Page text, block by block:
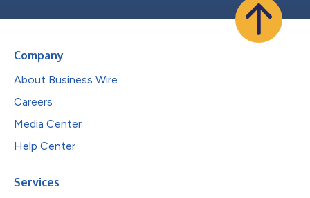
Company
About Business Wire
Careers
Media Center
Help Center
Services